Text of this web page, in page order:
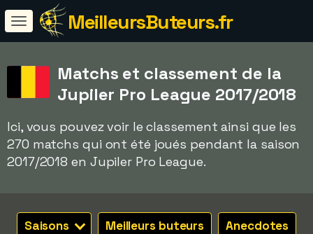
MeilleursButeurs.fr
Matchs et classement de la
Jupiler Pro League 2017/2018
Ici, vous pouvez voir le classement ainsi que les
270 matchs qui ont été joués pendant la saison
2017/2018 en Jupiler Pro League.
Saisons Meilleurs buteurs Anecdotes